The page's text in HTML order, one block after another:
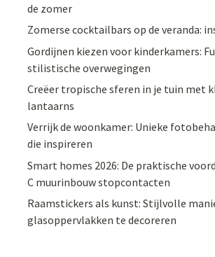
de zomer
Zomerse cocktailbars op de veranda:
Gordijnen kiezen voor kinderkamers:
stilistische overwegingen
Creëer tropische sferen in je tuin met
lantaarns
Verrijk de woonkamer: Unieke
die inspireren
Smart homes 2026: De praktische
C muurinbouw stopcontacten
Raamstickers als kunst: Stijlvolle
glasoppervlakken te decoreren